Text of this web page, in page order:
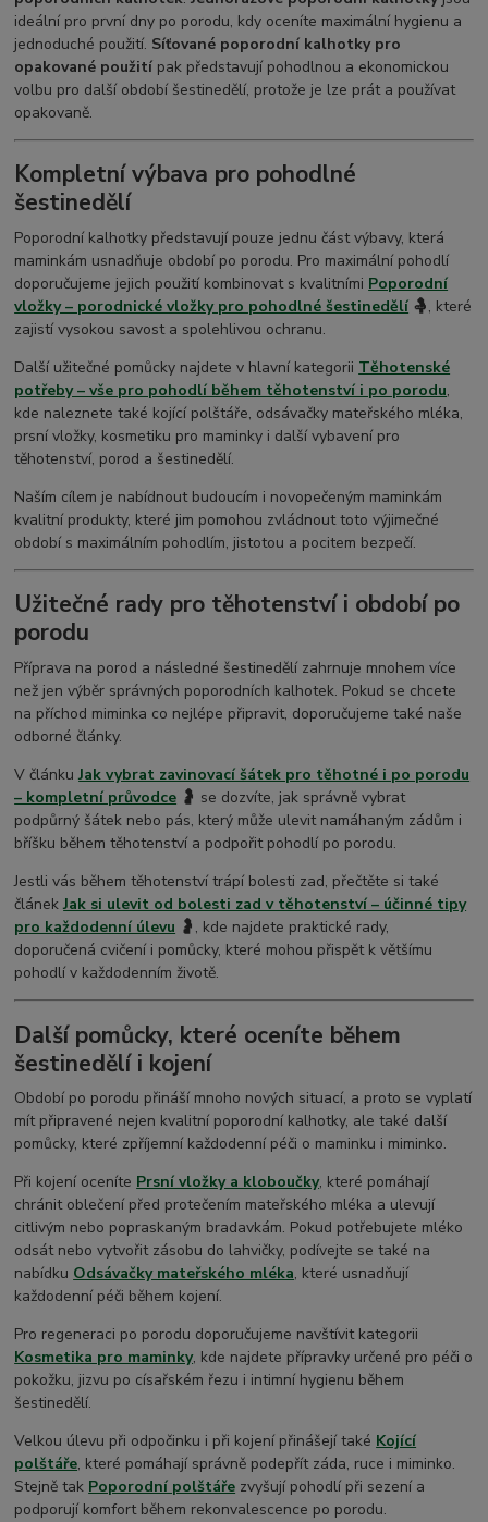
ideální pro první dny po porodu, kdy oceníte maximální hygienu a
jednoduché použití. Síťované poporodní kalhotky pro
opakované použití pak představují pohodlnou a ekonomickou
volbu pro další období šestinedělí, protože je lze prát a používat
opakovaně.
Kompletní výbava pro pohodlné
šestinedělí
Poporodní kalhotky představují pouze jednu část výbavy, která
maminkám usnadňuje období po porodu. Pro maximální pohodlí
doporučujeme jejich použití kombinovat s kvalitními Poporodní
vložky – porodnické vložky pro pohodlné šestinedělí 🤱, které
zajistí vysokou savost a spolehlivou ochranu.
Další užitečné pomůcky najdete v hlavní kategorii Těhotenské
potřeby – vše pro pohodlí během těhotenství i po porodu,
kde naleznete také kojící polštáře, odsávačky mateřského mléka,
prsní vložky, kosmetiku pro maminky i další vybavení pro
těhotenství, porod a šestinedělí.
Naším cílem je nabídnout budoucím i novopečeným maminkám
kvalitní produkty, které jim pomohou zvládnout toto výjimečné
období s maximálním pohodlím, jistotou a pocitem bezpečí.
Užitečné rady pro těhotenství i období po
porodu
Příprava na porod a následné šestinedělí zahrnuje mnohem více
než jen výběr správných poporodních kalhotek. Pokud se chcete
na příchod miminka co nejlépe připravit, doporučujeme také naše
odborné články.
V článkuJak vybrat zavinovací šátek pro těhotné i po porodu
– kompletní průvodce 🤰 se dozvíte, jak správně vybrat
podpůrný šátek nebo pás, který může ulevit namáhaným zádům i
bříšku během těhotenství a podpořit pohodlí po porodu.
Jestli vás během těhotenství trápí bolesti zad, přečtěte si také
článekJak si ulevit od bolesti zad v těhotenství – účinné tipy
pro každodenní úlevu 🤰 , kde najdete praktické rady,
doporučená cvičení i pomůcky, které mohou přispět k většímu
pohodlí v každodenním životě.
Další pomůcky, které oceníte během
šestinedělí i kojení
Období po porodu přináší mnoho nových situací, a proto se vyplatí
mít připravené nejen kvalitní poporodní kalhotky, ale také další
pomůcky, které zpříjemní každodenní péči o maminku i miminko.
Při kojení oceníte Prsní vložky a kloboučky, které pomáhají
chránit oblečení před protečením mateřského mléka a ulevují
citlivým nebo popraskaným bradavkám. Pokud potřebujete mléko
odsát nebo vytvořit zásobu do lahvičky, podívejte se také na
nabídku Odsávačky mateřského mléka, které usnadňují
každodenní péči během kojení.
Pro regeneraci po porodu doporučujeme navštívit kategorii
Kosmetika pro maminky, kde najdete přípravky určené pro péči o
pokožku, jizvu po císařském řezu i intimní hygienu během
šestinedělí.
Velkou úlevu při odpočinku i při kojení přinášejí také Kojící
polštáře, které pomáhají správně podepřít záda, ruce i miminko.
Stejně tak Poporodní polštáře zvyšují pohodlí při sezení a
podporují komfort během rekonvalescence po porodu.